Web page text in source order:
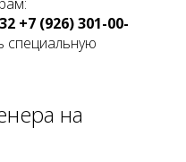
+7 (926) 301-00-
специальную
на